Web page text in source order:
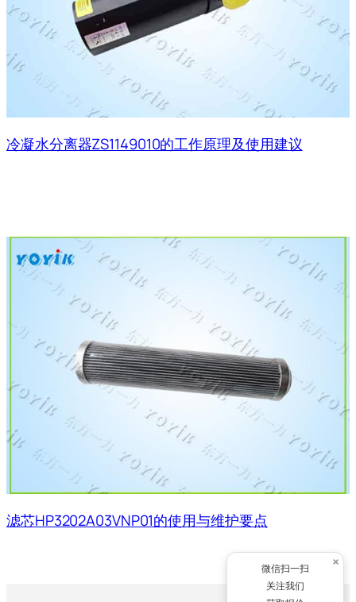
冷凝水分离器ZS1149010的工作原理及使用建议
滤芯HP3202A03VNP01的使用与维护要点
×
微信扫一扫
关注我们